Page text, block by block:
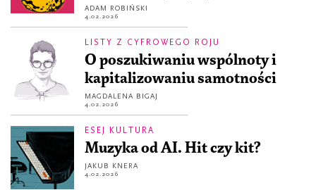
ADAM ROBIŃSKI
4.02.2026
LISTY Z CYFROWEGO ROJU
O poszukiwaniu wspólnoty i
kapitalizowaniu samotności
MAGDALENA BIGAJ
4.02.2026
ESEJ KULTURA
Muzyka od AI. Hit czy kit?
JAKUB KNERA
4.02.2026